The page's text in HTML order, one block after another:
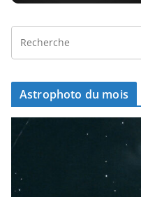
Astrophoto du mois